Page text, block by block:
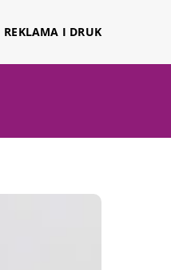
REKLAMA I DRUK